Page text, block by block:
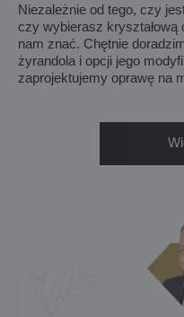
Niezależnie od tego, czy
czy wybierasz kryształową
nam znać. Chętnie
żyrandola i opcji jego
zaprojektujemy oprawę na